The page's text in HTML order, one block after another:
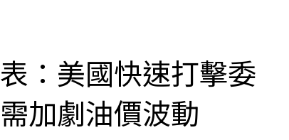
：美國快速打擊委
加劇油價波動